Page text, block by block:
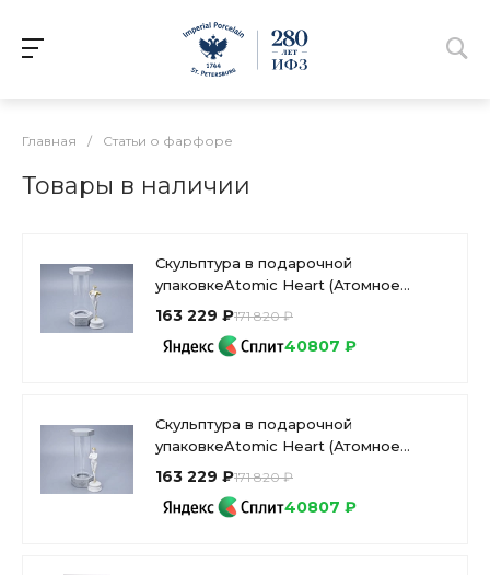
Главная / Статьи о фарфоре
Товары в наличии
Скульптура в подарочной
упаковкеAtomic Heart (Атомное
Сердце) Близняшка Правая, арт
163 229 ₽171 820 ₽
40807 ₽
Скульптура в подарочной
упаковкеAtomic Heart (Атомное
Сердце) (Атомное Сердце)
163 229 ₽171 820 ₽
40807 ₽